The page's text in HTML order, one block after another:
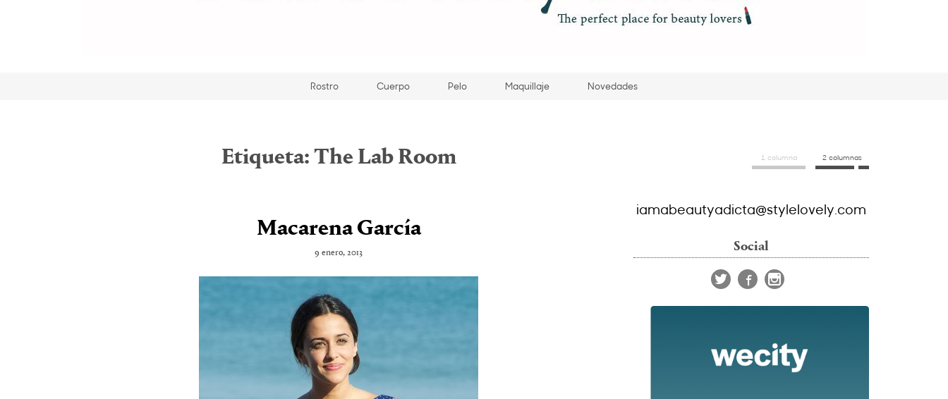
Rostro Cuerpo Pelo Maquillaje Novedades
Etiqueta: The Lab Room
Macarena García
9 enero, 2013
1 columna 2 columnas
iamabeautyadicta@stylelovely.com
Social